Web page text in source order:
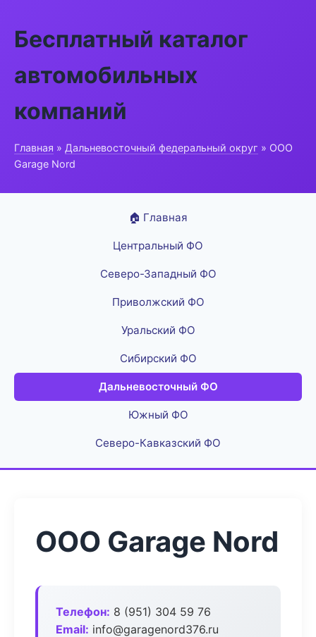
Бесплатный каталог
автомобильных
компаний
Главная » Дальневосточный федеральный округ » ООО
Garage Nord
🏠 Главная
Центральный ФО
Северо-Западный ФО
Приволжский ФО
Уральский ФО
Сибирский ФО
Дальневосточный ФО
Южный ФО
Северо-Кавказский ФО
ООО Garage Nord
Телефон: 8 (951) 304 59 76
Email: info@garagenord376.ru